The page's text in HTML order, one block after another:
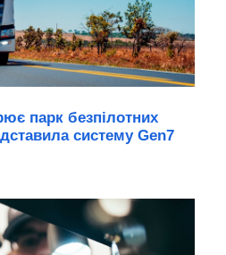
парк безпілотних
систему Gen7